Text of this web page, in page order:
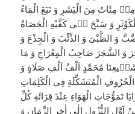
مِئَاتٌ مِنَ الْبَشَرِ وَ نَبَعَ الْمَاءُ
وَ سَبَّحَ فٖى كَفَّيْهِ الْحَصَاةُ
وَ الظَّبْىَ وَ الذِّئْبَ وَ الْجِذْعَ وَ
وَ الشَّجَرَ صَاحِبُ الْمِعْرَاجِ وَ مَا
شَفٖيعِنَا مُحَمَّدٍ اَلْفُ اَلْفِ صَلَاةٍ وَ
الْمُتَشَكِّلَةِ فِى الْكَلِمَاتِ
تَمَوُّجَاتِ الْهَوَاءِ عِنْدَ قِرَائَةِ كُلِّ
النُّزُولِ اِلٰى اٰخِرِ الزَّمَانِ وَ